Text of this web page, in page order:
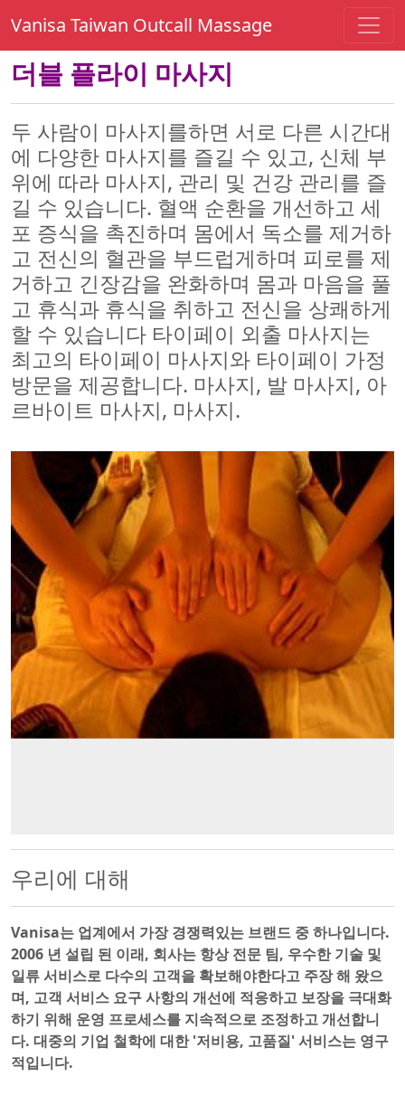
Vanisa Taiwan Outcall Massage
더블 플라이 마사지
두 사람이 마사지를하면 서로 다른 시간대
에 다양한 마사지를 즐길 수 있고, 신체 부
위에 따라 마사지, 관리 및 건강 관리를 즐
길 수 있습니다. 혈액 순환을 개선하고 세
포 증식을 촉진하며 몸에서 독소를 제거하
고 전신의 혈관을 부드럽게하며 피로를 제
거하고 긴장감을 완화하며 몸과 마음을 풀
고 휴식과 휴식을 취하고 전신을 상쾌하게
할 수 있습니다 타이페이 외출 마사지는
최고의 타이페이 마사지와 타이페이 가정
방문을 제공합니다. 마사지, 발 마사지, 아
르바이트 마사지, 마사지.
500x500
우리에 대해
Vanisa는 업계에서 가장 경쟁력있는 브랜드 중 하나입니다.
2006 년 설립 된 이래, 회사는 항상 전문 팀, 우수한 기술 및
일류 서비스로 다수의 고객을 확보해야한다고 주장 해 왔으
며, 고객 서비스 요구 사항의 개선에 적응하고 보장을 극대화
하기 위해 운영 프로세스를 지속적으로 조정하고 개선합니
다. 대중의 기업 철학에 대한 '저비용, 고품질' 서비스는 영구
적입니다.